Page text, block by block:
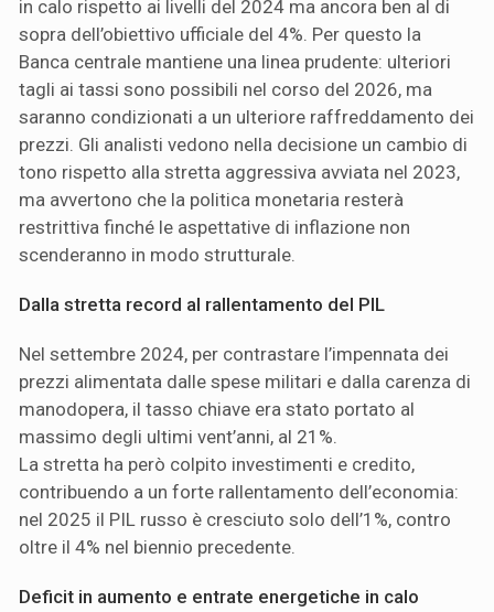
in calo rispetto ai livelli del 2024 ma ancora ben al di
sopra dell’obiettivo ufficiale del 4%. Per questo la
Banca centrale mantiene una linea prudente: ulteriori
tagli ai tassi sono possibili nel corso del 2026, ma
saranno condizionati a un ulteriore raffreddamento dei
prezzi. Gli analisti vedono nella decisione un cambio di
tono rispetto alla stretta aggressiva avviata nel 2023,
ma avvertono che la politica monetaria resterà
restrittiva finché le aspettative di inflazione non
scenderanno in modo strutturale.
Dalla stretta record al rallentamento del PIL
Nel settembre 2024, per contrastare l’impennata dei
prezzi alimentata dalle spese militari e dalla carenza di
manodopera, il tasso chiave era stato portato al
massimo degli ultimi vent’anni, al 21%.
La stretta ha però colpito investimenti e credito,
contribuendo a un forte rallentamento dell’economia:
nel 2025 il PIL russo è cresciuto solo dell’1%, contro
oltre il 4% nel biennio precedente.
Deficit in aumento e entrate energetiche in calo